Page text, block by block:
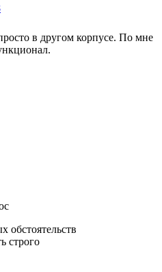
в другом корпусе. По мне
обстоятельств
строго